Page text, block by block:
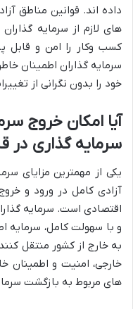
داده اند. قوانین مناطق
های لازم از سرمایه
کسب وکار را امن و قابل
سرمایه گذاران اطمینان
خود را بدون نگرانی از
آیا امکان خروج
سرمایه گذاری در
یکی از مهمترین مزایای
آزادی کامل در ورود و
اقتصادی است. سرمایه
و با سهولت کامل،
به خارج از کشور منتقل
خارجی، امنیت و اطمینان
های مربوط به بازگشت